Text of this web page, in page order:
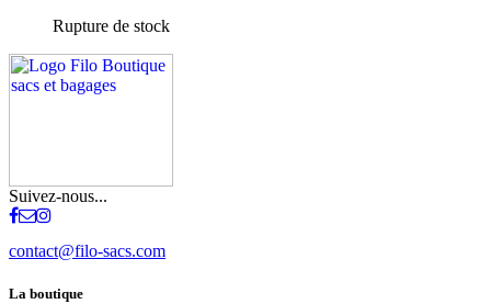
Rupture de stock
Suivez-nous...
contact@filo-sacs.com
La boutique